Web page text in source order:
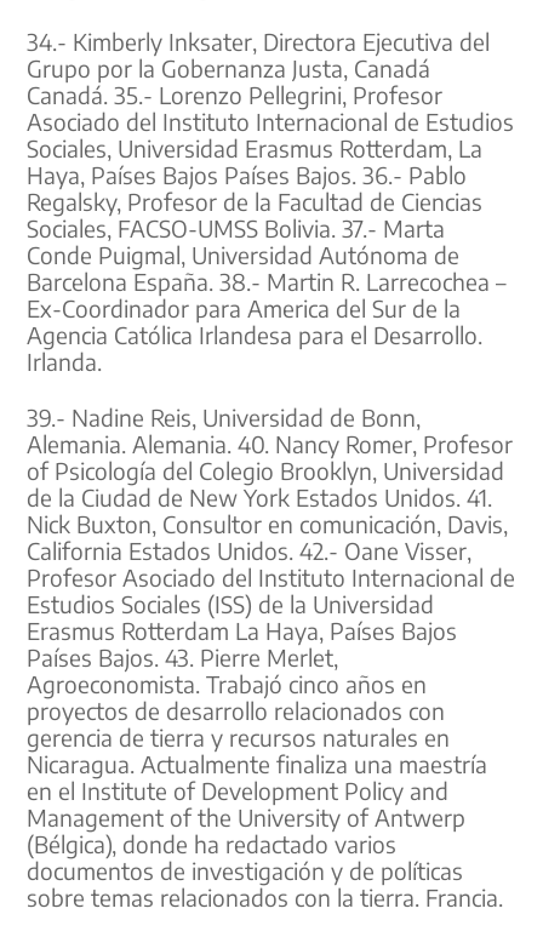
34.- Kimberly Inksater, Directora Ejecutiva del
Grupo por la Gobernanza Justa, Canadá
Canadá. 35.- Lorenzo Pellegrini, Profesor
Asociado del Instituto Internacional de Estudios
Sociales, Universidad Erasmus Rotterdam, La
Haya, Países Bajos Países Bajos. 36.- Pablo
Regalsky, Profesor de la Facultad de Ciencias
Sociales, FACSO-UMSS Bolivia. 37.- Marta
Conde Puigmal, Universidad Autónoma de
Barcelona España. 38.- Martin R. Larrecochea –
Ex-Coordinador para America del Sur de la
Agencia Católica Irlandesa para el Desarrollo.
Irlanda.
39.- Nadine Reis, Universidad de Bonn,
Alemania. Alemania. 40. Nancy Romer, Profesor
of Psicología del Colegio Brooklyn, Universidad
de la Ciudad de New York Estados Unidos. 41.
Nick Buxton, Consultor en comunicación, Davis,
California Estados Unidos. 42.- Oane Visser,
Profesor Asociado del Instituto Internacional de
Estudios Sociales (ISS) de la Universidad
Erasmus Rotterdam La Haya, Países Bajos
Países Bajos. 43. Pierre Merlet,
Agroeconomista. Trabajó cinco años en
proyectos de desarrollo relacionados con
gerencia de tierra y recursos naturales en
Nicaragua. Actualmente finaliza una maestría
en el Institute of Development Policy and
Management of the University of Antwerp
(Bélgica), donde ha redactado varios
documentos de investigación y de políticas
sobre temas relacionados con la tierra. Francia.